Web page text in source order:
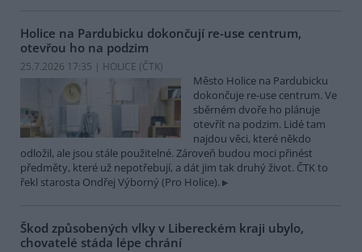
Holice na Pardubicku dokončují re-use centrum,
otevřou ho na podzim
25.7.2026 17:35 | HOLICE (ČTK)
Město Holice na Pardubicku
dokončuje re-use centrum. Ve
sběrném dvoře ho plánuje
otevřít na podzim. Lidé tam
najdou věci, které někdo
odložil, ale jsou stále použitelné. Zároveň budou moci přinést
předměty, které už nepotřebují, a dát jim tak druhý život. ČTK to
řekl starosta Ondřej Výborný (Pro Holice).
Škod způsobených vlky v Libereckém kraji ubylo,
chovatelé stáda lépe chrání